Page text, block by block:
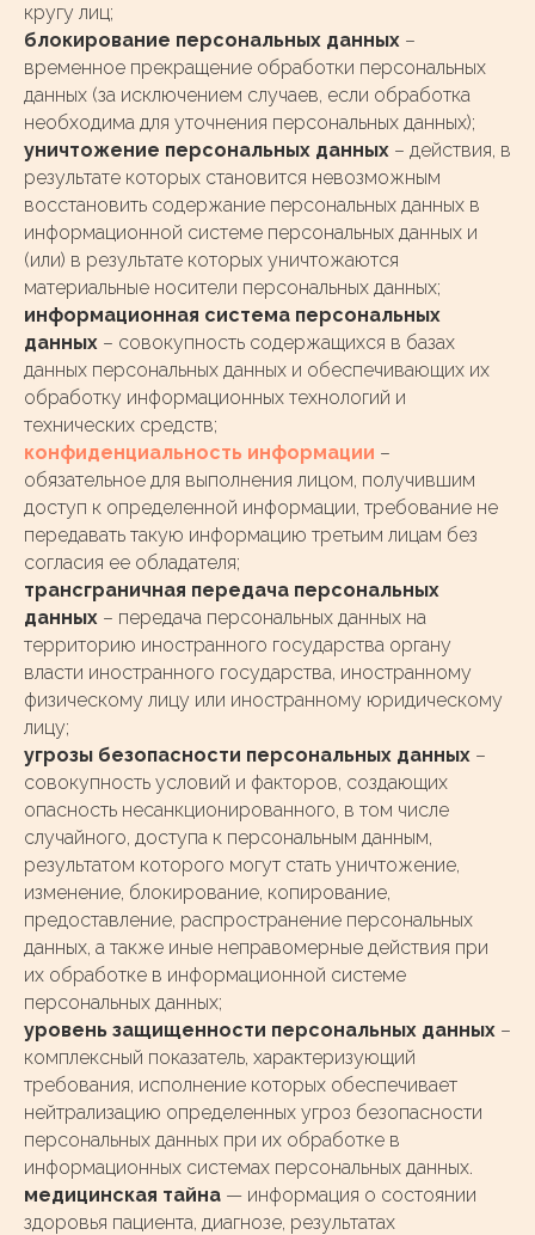
кругу лиц;
блокирование персональных данных –
временное прекращение обработки персональных
данных (за исключением случаев, если обработка
необходима для уточнения персональных данных);
уничтожение персональных данных – действия, в
результате которых становится невозможным
восстановить содержание персональных данных в
информационной системе персональных данных и
(или) в результате которых уничтожаются
материальные носители персональных данных;
информационная система персональных
данных – совокупность содержащихся в базах
данных персональных данных и обеспечивающих их
обработку информационных технологий и
технических средств;
конфиденциальность информации –
обязательное для выполнения лицом, получившим
доступ к определенной информации, требование не
передавать такую информацию третьим лицам без
согласия ее обладателя;
трансграничная передача персональных
данных – передача персональных данных на
территорию иностранного государства органу
власти иностранного государства, иностранному
физическому лицу или иностранному юридическому
лицу;
угрозы безопасности персональных данных –
совокупность условий и факторов, создающих
опасность несанкционированного, в том числе
случайного, доступа к персональным данным,
результатом которого могут стать уничтожение,
изменение, блокирование, копирование,
предоставление, распространение персональных
данных, а также иные неправомерные действия при
их обработке в информационной системе
персональных данных;
уровень защищенности персональных данных –
комплексный показатель, характеризующий
требования, исполнение которых обеспечивает
нейтрализацию определенных угроз безопасности
персональных данных при их обработке в
информационных системах персональных данных.
медицинская тайна — информация о состоянии
здоровья пациента, диагнозе, результатах